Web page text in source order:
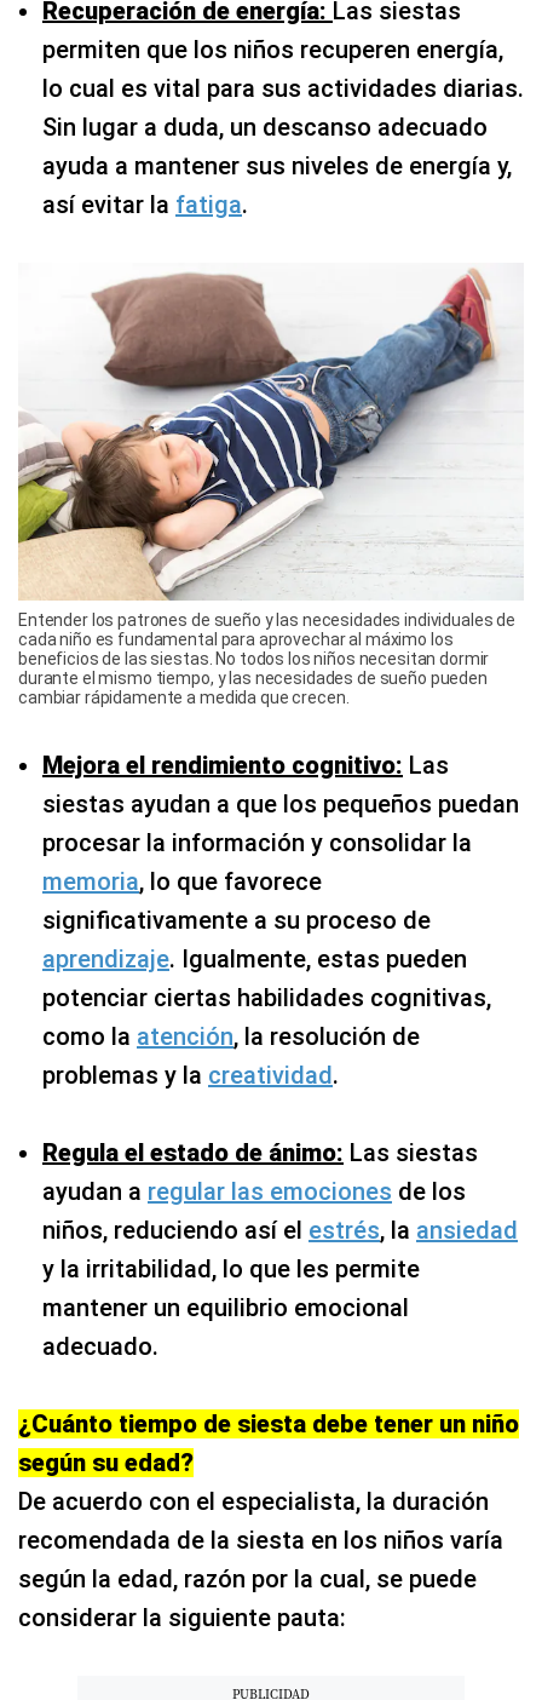
Recuperación de energía: Las siestas
permiten que los niños recuperen energía,
lo cual es vital para sus actividades diarias.
Sin lugar a duda, un descanso adecuado
ayuda a mantener sus niveles de energía y,
así evitar la fatiga.
Entender los patrones de sueño y las necesidades individuales de
cada niño es fundamental para aprovechar al máximo los
beneficios de las siestas. No todos los niños necesitan dormir
durante el mismo tiempo, y las necesidades de sueño pueden
cambiar rápidamente a medida que crecen.
Mejora el rendimiento cognitivo: Las
siestas ayudan a que los pequeños puedan
procesar la información y consolidar la
memoria, lo que favorece
significativamente a su proceso de
aprendizaje. Igualmente, estas pueden
potenciar ciertas habilidades cognitivas,
como la atención, la resolución de
problemas y la creatividad.
Regula el estado de ánimo: Las siestas
ayudan a regular las emociones de los
niños, reduciendo así el estrés, la ansiedad
y la irritabilidad, lo que les permite
mantener un equilibrio emocional
adecuado.
¿Cuánto tiempo de siesta debe tener un niño
según su edad?
De acuerdo con el especialista, la duración
recomendada de la siesta en los niños varía
según la edad, razón por la cual, se puede
considerar la siguiente pauta: